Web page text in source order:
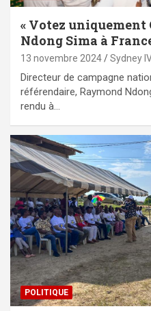
« Votez uniquement
Ndong Sima à
13 novembre 2024 Sydney
Directeur de campagne
référendaire, Raymond
rendu à…
POLITIQUE